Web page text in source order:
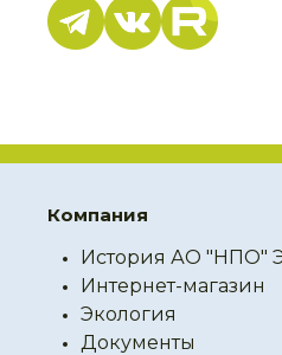
Компания
История АО "НПО"
Интернет-магазин
Экология
Документы